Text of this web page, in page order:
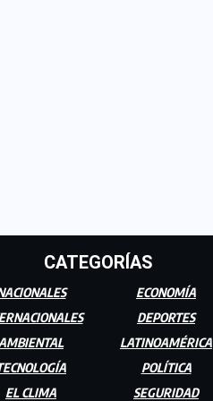
CATEGORÍAS
EL CLIMA
ECONOMÍA
DEPORTES
LATINOAMÉRICA
POLÍTICA
SEGURIDAD